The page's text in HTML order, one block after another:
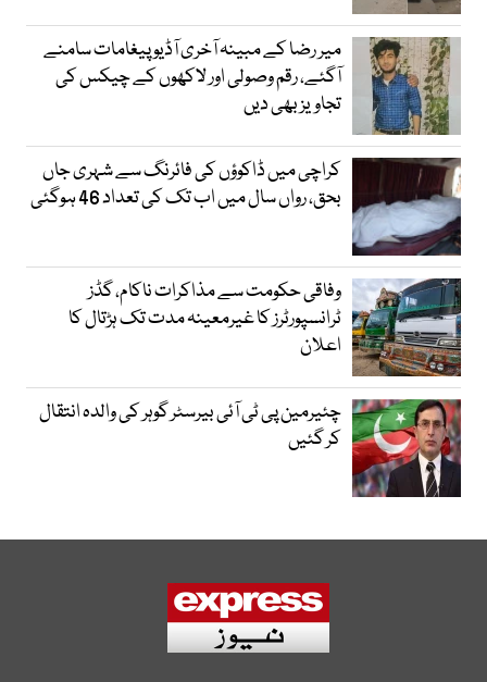
میر رضا کے مبینہ آخری آڈیو پیغامات سامنے
آگئے، رقم وصولی اور لاکھوں کے چیکس کی
تجاویز بھی دیں
کراچی میں ڈاکوؤں کی فائرنگ سے شہری جاں
بحق، رواں سال میں اب تک کی تعداد 46 ہوگئی
وفاقی حکومت سے مذاکرات ناکام، گڈز
ٹرانسپورٹرز کا غیرمعینہ مدت تک ہڑتال کا
اعلان
چئیرمین پی ٹی آئی بیرسٹر گوہر کی والدہ انتقال
کر گئیں